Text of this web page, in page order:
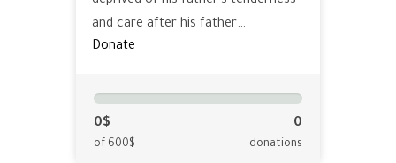
and care after his father…
Donate
0$
of 600$
0
donations